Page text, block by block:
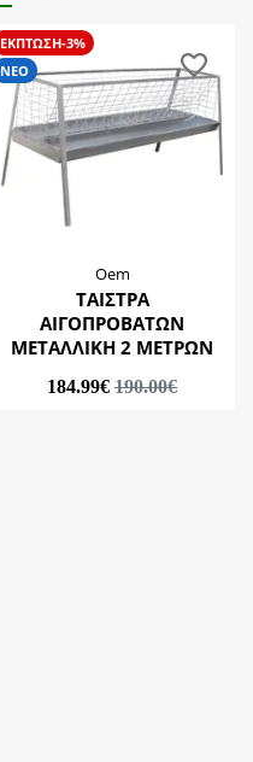
ΕΚΠΤΩΣΗ-3%
ΝΕΟ
Oem
ΤΑΙΣΤΡΑ
ΑΙΓΟΠΡΟΒΑΤΩΝ
ΜΕΤΑΛΛΙΚΗ 2 ΜΕΤΡΩΝ
184.99€ 190.00€